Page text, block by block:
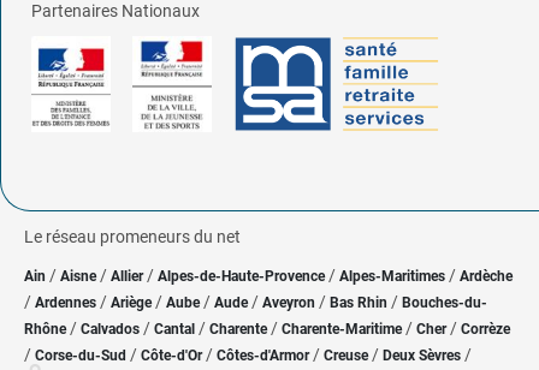
Partenaires Nationaux
Le réseau promeneurs du net
Ain / Aisne/ Allier/ Alpes-de-Haute-Provence / Alpes-Maritimes / Ardèche
/ Ardennes / Ariège/ Aube/ Aude / Aveyron / Bas Rhin / Bouches-du-
Rhône/ Calvados / Cantal / Charente / Charente-Maritime/ Cher / Corrèze
/ Corse-du-Sud / Côte-d'Or / Côtes-d'Armor/ Creuse/ Deux Sèvres /